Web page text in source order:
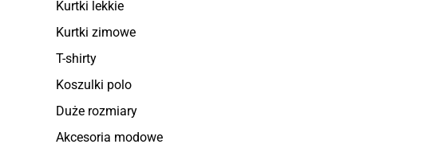
Kurtki lekkie
Kurtki zimowe
T-shirty
Koszulki polo
Duże rozmiary
Akcesoria modowe